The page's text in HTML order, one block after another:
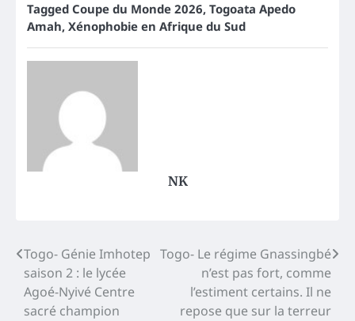
Tagged Coupe du Monde 2026, Togoata Apedo
Amah, Xénophobie en Afrique du Sud
NK
Post
navigation
Togo- Génie Imhotep
saison 2 : le lycée
Agoé-Nyivé Centre
sacré champion
Togo- Le régime Gnassingbé
n’est pas fort, comme
l’estiment certains. Il ne
repose que sur la terreur